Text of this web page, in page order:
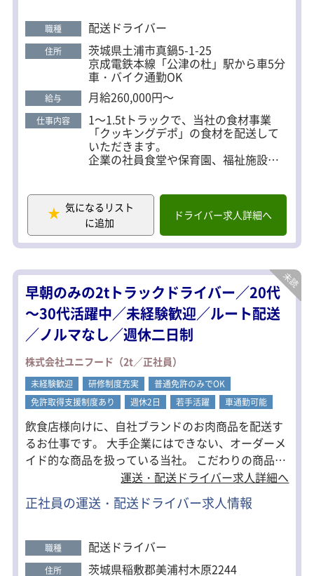
けられます。 ■キャリアアップも可能 ドライバーか
ら所長など管理職への道も！長くキャリアを築ける
環境です。
職種 配送ドライバー
住所 茨城県土浦市真鍋5-1-25
京成電鉄本線「公津の杜」駅から車5分
車・バイク通勤OK
給与 月給260,000円～
仕事内容 1～1.5tトラックで、当社の食材事業
「クッキングデポ」の食材を配送して
いただきます。
企業の社員食堂や保育園、福祉施設な
配送は決まったルートに沿って行うた
め、道を覚えてしまえば安心。
毎日ほぼ同じルートなので、安定感を
持って働けます。
また、配送以外の時間は食材の仕分け
や梱包を担当。
1日の流れが決まっているので、自分の
ペースで働きやすい環境です。
積み降ろしは手作業ですが、荷物は
10kg前後。
女性も持てる程度なので、実際に女性
ドライバーも多数活躍しています。
【1日の流れ】
7：45 仕分け作業
9：45 検品・積荷作業
10：45 配送
14：45 納品
15：25 営業所帰着
気になるリスト
に追加
ドライバー求人詳細へ
早朝のみの2tトラックドライバー／20代
～30代活躍中／未経験歓迎／ルート配送
／ノルマなし／週休二日制
株式会社ユニフード（2t／正社員）
未経験歓迎 研修制度充実
普通免許のみでOK
免許取得支援制度あり
週休2日 若手活躍 車通勤可能
飲食店様向けに、自社ブランドのお肉商品を配送す
るお仕事です。 大手企業にはできない、オーダーメ
イド的な商品を扱っている当社。 こだわりの商品
を、お客様の元に丁寧にお届けをお願いします！ ＜
求人のポイント＞ ・担当エリアの固定ルート配送 ・
無理な件数の配達なし！ ・長時間の運転はなし！ 荷
のお肉、どうでしたか?」 「おすすめの商品がある
んですが、いかがですか？」 と自社商品について話
運送・配送ドライバー求人詳細へ
正社員の運送・配送ドライバー求人情報
職種 配送ドライバー
住所 茨城県稲敷郡美浦村木原2244